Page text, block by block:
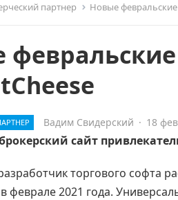
партнер Новые
Вадим Свидерский · 18
сайт
торгового софта
феврале 2021 года.